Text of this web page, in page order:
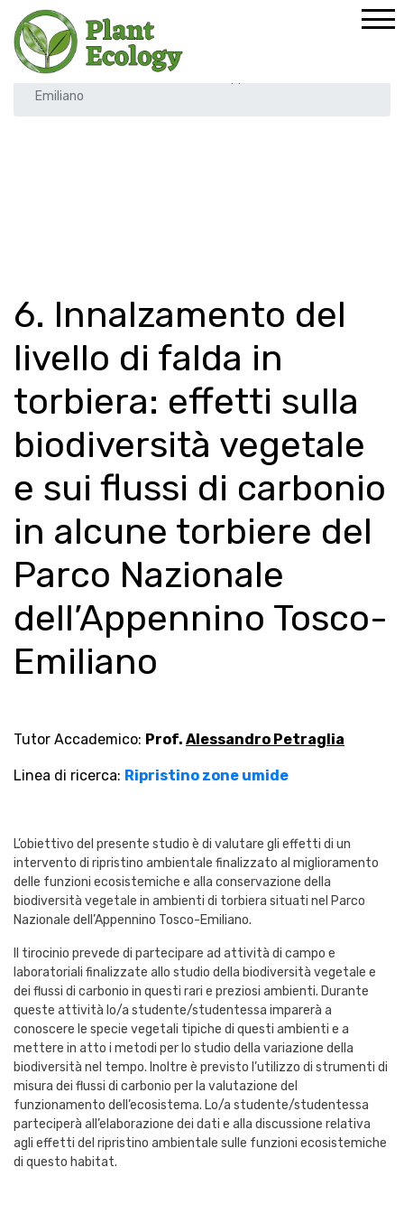
Home Formazione
6. Innalzamento del livello di falda in torbiera: effetti
sulla biodiversità vegetale e sui flussi di carbonio in alcune
torbiere del Parco Nazionale dell’Appennino Tosco-
Emiliano
6. Innalzamento del
livello di falda in
torbiera: effetti sulla
biodiversità vegetale
e sui flussi di carbonio
in alcune torbiere del
Parco Nazionale
dell’Appennino Tosco-
Emiliano
Tutor Accademico: Prof. Alessandro Petraglia
Linea di ricerca: Ripristino zone umide
L’obiettivo del presente studio è di valutare gli effetti di un
intervento di ripristino ambientale finalizzato al miglioramento
delle funzioni ecosistemiche e alla conservazione della
biodiversità vegetale in ambienti di torbiera situati nel Parco
Nazionale dell’Appennino Tosco-Emiliano.
Il tirocinio prevede di partecipare ad attività di campo e
laboratoriali finalizzate allo studio della biodiversità vegetale e
dei flussi di carbonio in questi rari e preziosi ambienti. Durante
queste attività lo/a studente/studentessa imparerà a
conoscere le specie vegetali tipiche di questi ambienti e a
mettere in atto i metodi per lo studio della variazione della
biodiversità nel tempo. Inoltre è previsto l’utilizzo di strumenti di
misura dei flussi di carbonio per la valutazione del
funzionamento dell’ecosistema. Lo/a studente/studentessa
parteciperà all’elaborazione dei dati e alla discussione relativa
agli effetti del ripristino ambientale sulle funzioni ecosistemiche
di questo habitat.